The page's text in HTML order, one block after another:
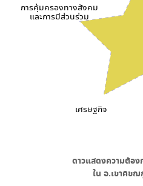
เศรษฐกิจ
การคุ้มครองทางสังคม
และการมีส่วนร่วม
ดาวแสดงความต้อง
ใน อ.เขาคิช